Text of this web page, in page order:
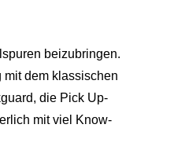
beizubringen.
dem klassischen
die Pick Up-
mit viel Know-